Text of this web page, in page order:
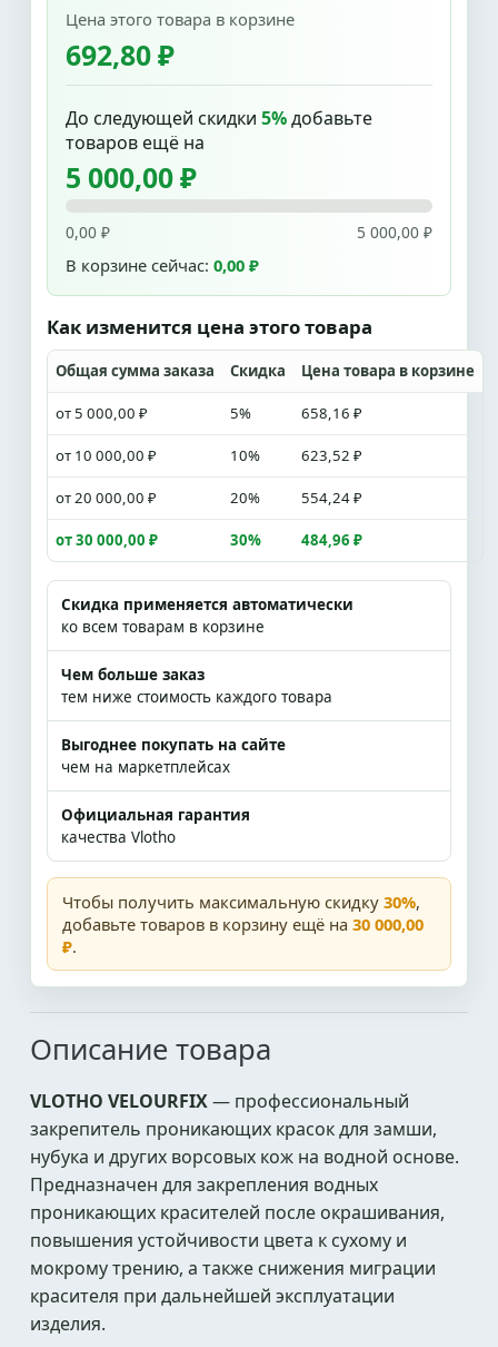
Цена этого товара в корзине
692,80 ₽
До следующей скидки 5%добавьте
товаров ещё на
5 000,00 ₽
0,00 ₽ 5 000,00 ₽
В корзине сейчас: 0,00 ₽
Как изменится цена этого товара
Общая сумма заказа Скидка Цена товара в корзине
от 5 000,00 ₽ 5% 658,16 ₽
от 10 000,00 ₽ 10% 623,52 ₽
от 20 000,00 ₽ 20% 554,24 ₽
от 30 000,00 ₽ 30% 484,96 ₽
Скидка применяется автоматически
ко всем товарам в корзине
Чем больше заказ
тем ниже стоимость каждого товара
Выгоднее покупать на сайте
чем на маркетплейсах
Официальная гарантия
качества Vlotho
Чтобы получить максимальную скидку 30%,
добавьте товаров в корзину ещё на 30 000,00
₽.
Описание товара
VLOTHO VELOURFIX— профессиональный
закрепитель проникающих красок для замши,
нубука и других ворсовых кож на водной основе.
Предназначен для закрепления водных
проникающих красителей после окрашивания,
повышения устойчивости цвета к сухому и
мокрому трению, а также снижения миграции
красителя при дальнейшей эксплуатации
изделия.